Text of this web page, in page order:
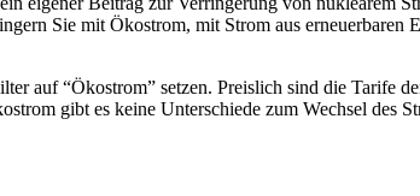
Sie mit Ökostrom, mit Strom aus erneuerbaren
auf “Ökostrom” setzen. Preislich sind die Tarife
gibt es keine Unterschiede zum Wechsel des